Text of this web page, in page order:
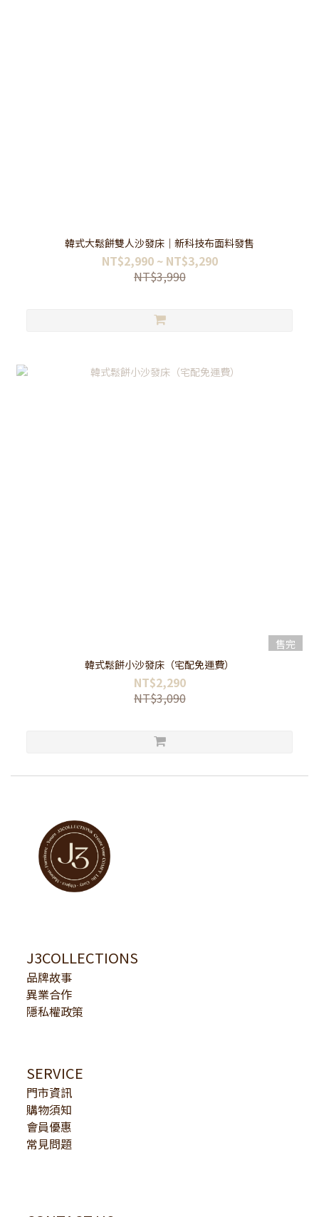
韓式大鬆餅雙人沙發床｜新科技布面料發售
NT$2,990 ~ NT$3,290
NT$3,990
售完
韓式鬆餅小沙發床（宅配免運費）
NT$2,290
NT$3,090
J3COLLECTIONS
品牌故事
異業合作
隱私權政策
SERVICE
門市資訊
購物須知
會員優惠
常見問題